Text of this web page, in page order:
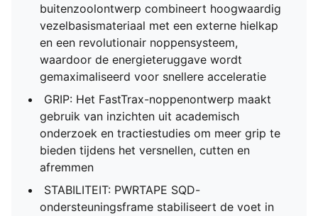
buitenzoolontwerp combineert hoogwaardig
vezelbasismateriaal met een externe hielkap
en een revolutionair noppensysteem,
waardoor de energieteruggave wordt
gemaximaliseerd voor snellere acceleratie
GRIP: Het FastTrax-noppenontwerp maakt
gebruik van inzichten uit academisch
onderzoek en tractiestudies om meer grip te
bieden tijdens het versnellen, cutten en
afremmen
STABILITEIT: PWRTAPE SQD-
ondersteuningsframe stabiliseert de voet in